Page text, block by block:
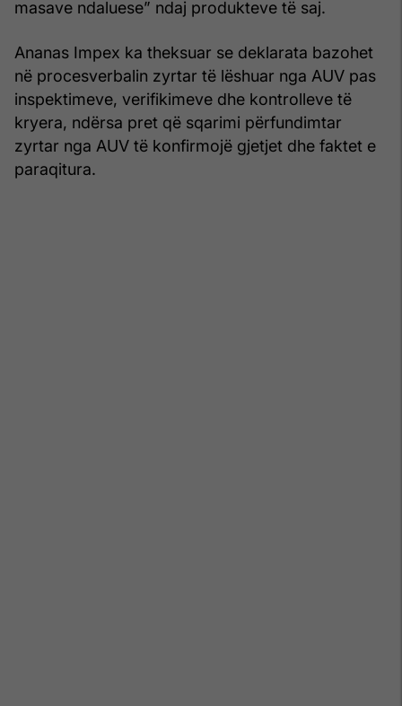
masave ndaluese” ndaj produkteve të saj.
Ananas Impex ka theksuar se deklarata bazohet
në procesverbalin zyrtar të lëshuar nga AUV pas
inspektimeve, verifikimeve dhe kontrolleve të
kryera, ndërsa pret që sqarimi përfundimtar
zyrtar nga AUV të konfirmojë gjetjet dhe faktet e
paraqitura.